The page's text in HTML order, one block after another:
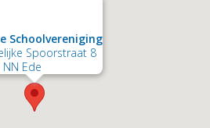
Schoolvereniging
Spoorstraat 8
Ede